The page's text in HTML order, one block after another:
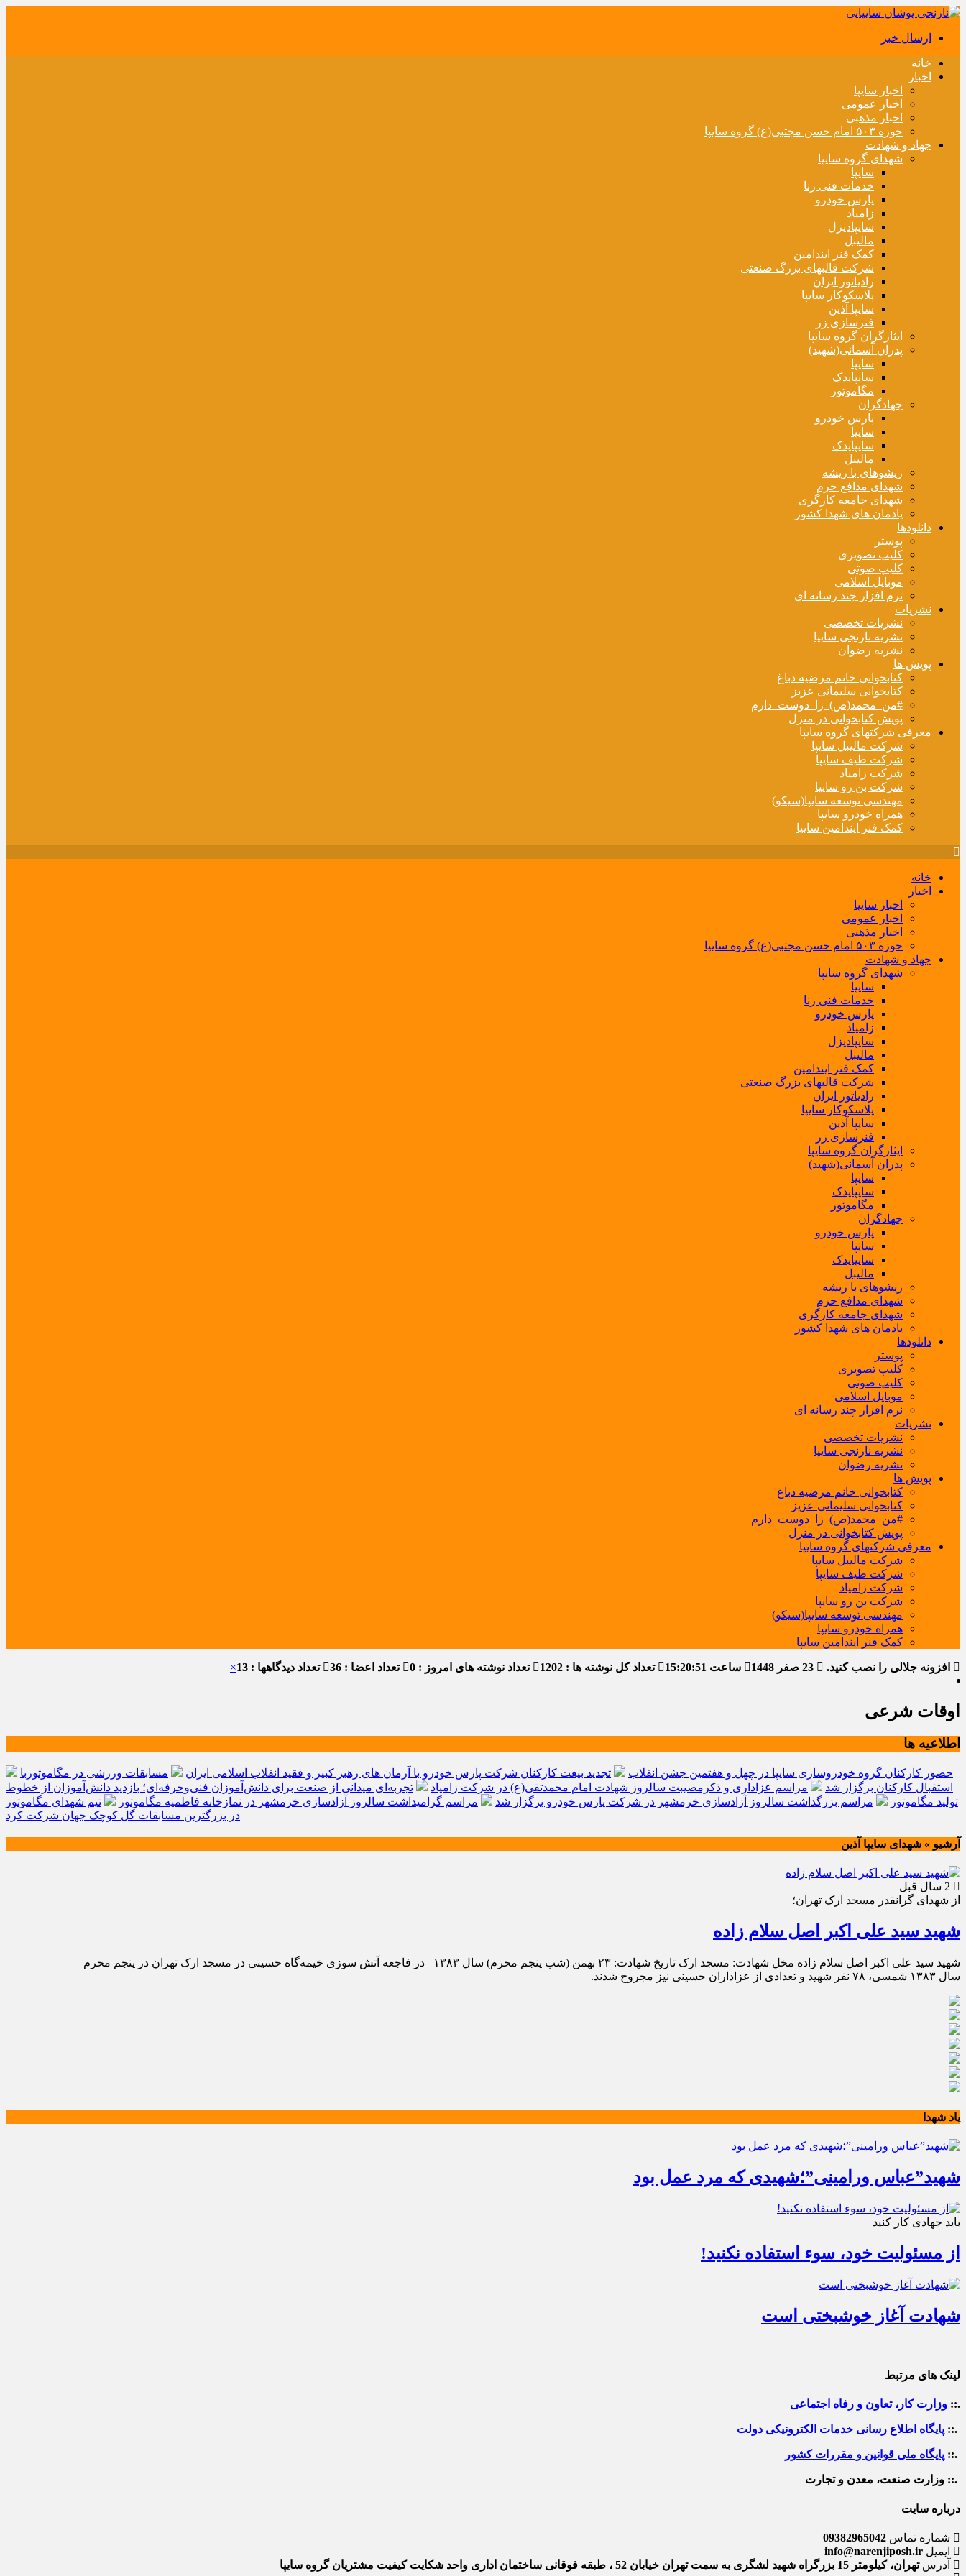
ارسال خبر
خانه
اخبار
اخبار سایپا
اخبار عمومی
اخبار مذهبی
حوزه ۵۰۳ امام حسن مجتبی(ع) گروه سایپا
جهاد و شهادت
شهدای گروه سایپا
سایپا
خدمات فنی رنا
پارس خودرو
زامیاد
سایپادیزل
مالیبل
کمک فنر ایندامین
شرکت قالبهای بزرگ صنعتی
رادیاتور ایران
پلاسکوکار سایپا
سایپا آذین
فنرسازی زر
ایثارگران گروه سایپا
پدران آسمانی(شهید)
سایپا
سایپایدک
مگاموتور
جهادگران
پارس خودرو
سایپا
سایپایدک
مالیبل
ریشوهای با ریشه
شهدای مدافع حرم
شهدای جامعه کارگری
یادمان های شهدا کشور
دانلودها
پوستر
کلیپ تصویری
کلیپ صوتی
موبایل اسلامی
نرم افزار چند رسانه ای
نشریات
نشریات تخصصی
نشریه نارنجی سایپا
نشریه رضوان
پویش ها
کتابخوانی خانم مرضیه دباغ
کتابخوانی سلیمانی عزیز
#من_محمد(ص)_را_دوست_دارم
پویش کتابخوانی در منزل
معرفی شرکتهای گروه سایپا
شرکت مالیبل سایپا
شرکت طیف سایپا
شرکت زامیاد
شرکت بن رو سایپا
مهندسی توسعه سایپا(سیکو)
همراه خودرو سایپا
کمک فنر ایندامین سایپا
خانه
اخبار
اخبار سایپا
اخبار عمومی
اخبار مذهبی
حوزه ۵۰۳ امام حسن مجتبی(ع) گروه سایپا
جهاد و شهادت
شهدای گروه سایپا
سایپا
خدمات فنی رنا
پارس خودرو
زامیاد
سایپادیزل
مالیبل
کمک فنر ایندامین
شرکت قالبهای بزرگ صنعتی
رادیاتور ایران
پلاسکوکار سایپا
سایپا آذین
فنرسازی زر
ایثارگران گروه سایپا
پدران آسمانی(شهید)
سایپا
سایپایدک
مگاموتور
جهادگران
پارس خودرو
سایپا
سایپایدک
مالیبل
ریشوهای با ریشه
شهدای مدافع حرم
شهدای جامعه کارگری
یادمان های شهدا کشور
دانلودها
پوستر
کلیپ تصویری
کلیپ صوتی
موبایل اسلامی
نرم افزار چند رسانه ای
نشریات
نشریات تخصصی
نشریه نارنجی سایپا
نشریه رضوان
پویش ها
کتابخوانی خانم مرضیه دباغ
کتابخوانی سلیمانی عزیز
#من_محمد(ص)_را_دوست_دارم
پویش کتابخوانی در منزل
معرفی شرکتهای گروه سایپا
شرکت مالیبل سایپا
شرکت طیف سایپا
شرکت زامیاد
شرکت بن رو سایپا
مهندسی توسعه سایپا(سیکو)
همراه خودرو سایپا
کمک فنر ایندامین سایپا
افزونه جلالی را نصب کنید. ساعت 15:20:52 تعداد کل نوشته ها : 1202 تعداد نوشته های امروز : 0 تعداد اعضا : 36 تعداد دیدگاهها : 13 ×
اوقات شرعی
اطلاعیه ها
حضور کارکنان گروه خودروسازی سایپا در چهل و هفتمین جشن انقلاب تجدید بیعت کارکنان شرکت پارس خودرو با آرمان های رهبر کبیر و فقید انقلاب اسلامی ایران
مسابقات ورزشی در مگاموتوربا
استقبال کارکنان برگزار شد
مراسم عزاداری و ذکرمصیبت سالروز شهادت امام محمدتقی(ع) در شرکت زامیاد
تجربه‌ای میدانی از صنعت برای دانش‌آموزان فنی‌وحرفه‌ای؛ بازدید دانش‌آموزان از خطوط
تولید مگاموتور
مراسم بزرگداشت سالروز آزادسازی خرمشهر در شرکت پارس خودرو برگزار شد مراسم گرامیداشت سالروز آزادسازی خرمشهر در نمازخانه فاطمیه مگاموتور
تیم شهدای مگاموتور
در بزرگترین مسابقات گل کوچک جهان شرکت کرد
آرشیو » شهدای سایپا آذین
از شهدای گرانقدر مسجد ارک تهران؛
شهید سید علی اکبر اصل سلام زاده
شهید سید علی اکبر اصل سلام زاده مخل شهادت: مسجد ارک تاریخ شهادت: ۲۳ بهمن (شب پنجم محرم) سال ۱۳۸۳ در فاجعه آتش سوزی خیمه‌گاه حسینی در مسجد ارک تهران در پنجم محرم
سال ۱۳۸۳ شمسی، ۷۸ نفر شهید و تعدادی از عزاداران حسینی نیز مجروح شدند.
یاد شهدا
شهید”عباس ورامینی”؛شهیدی که مرد عمل بود
باید جهادی کار کنید
از مسئولیت خود، سوء استفاده نکنید!
شهادت آغاز خوشبختی است
لینک های مرتبط
.:: وزارت کار، تعاون و رفاه اجتماعی
.:: پایگاه اطلاع رسانی خدمات الکترونیکی دولت
.:: پایگاه ملی قوانین و مقررات کشور
.:: وزارت صنعت، معدن و تجارت
درباره سایت
شماره تماس 09382965042
ایمیل info@narenjiposh.ir
آدرس تهران، کیلومتر 15 بزرگراه شهید لشگری به سمت تهران خیابان 52 ، طبقه فوقانی ساختمان اداری واحد شکایت کیفیت مشتریان گروه سایپا